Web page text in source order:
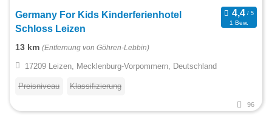
Germany For Kids Kinderferienhotel
Schloss Leizen
1 Bew.
13 km (Entfernung von Göhren-Lebbin)
17209 Leizen, Mecklenburg-Vorpommern, Deutschland
Preisniveau Klassifizierung
96